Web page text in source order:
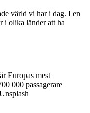
värld vi har i dag. I en
i olika länder att ha
Europas mest
000 passagerare